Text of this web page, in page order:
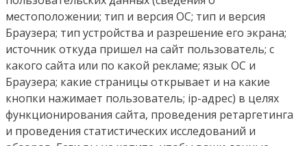
местоположении; тип и версия ОС; тип и версия
Браузера; тип устройства и разрешение его экрана;
источник откуда пришел на сайт пользователь; с
какого сайта или по какой рекламе; язык ОС и
Браузера; какие страницы открывает и на какие
кнопки нажимает пользователь; ip-адрес) в целях
функционирования сайта, проведения ретаргетинга
и проведения статистических исследований и